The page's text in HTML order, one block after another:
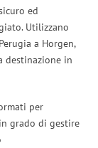
ed
Utilizzano
a Horgen,
destinazione in
per
grado di gestire